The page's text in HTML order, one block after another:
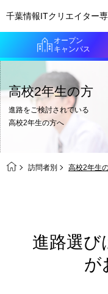
千葉情報ITクリエイター
オープン
キャンパス
高校2年生の方
進路をご検討されている
高校2年生の方へ
訪問者別 高校2年生
進路選び
が